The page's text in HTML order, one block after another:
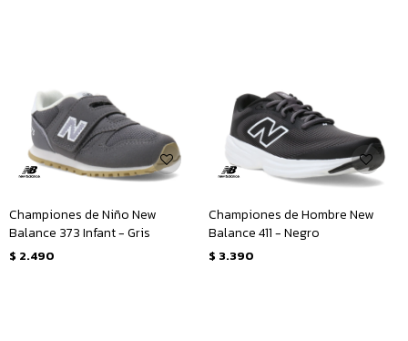
Championes de Niño New
Balance 373 Infant - Gris
$ 2.490
Championes de Hombre New
Balance 411 - Negro
$ 3.390